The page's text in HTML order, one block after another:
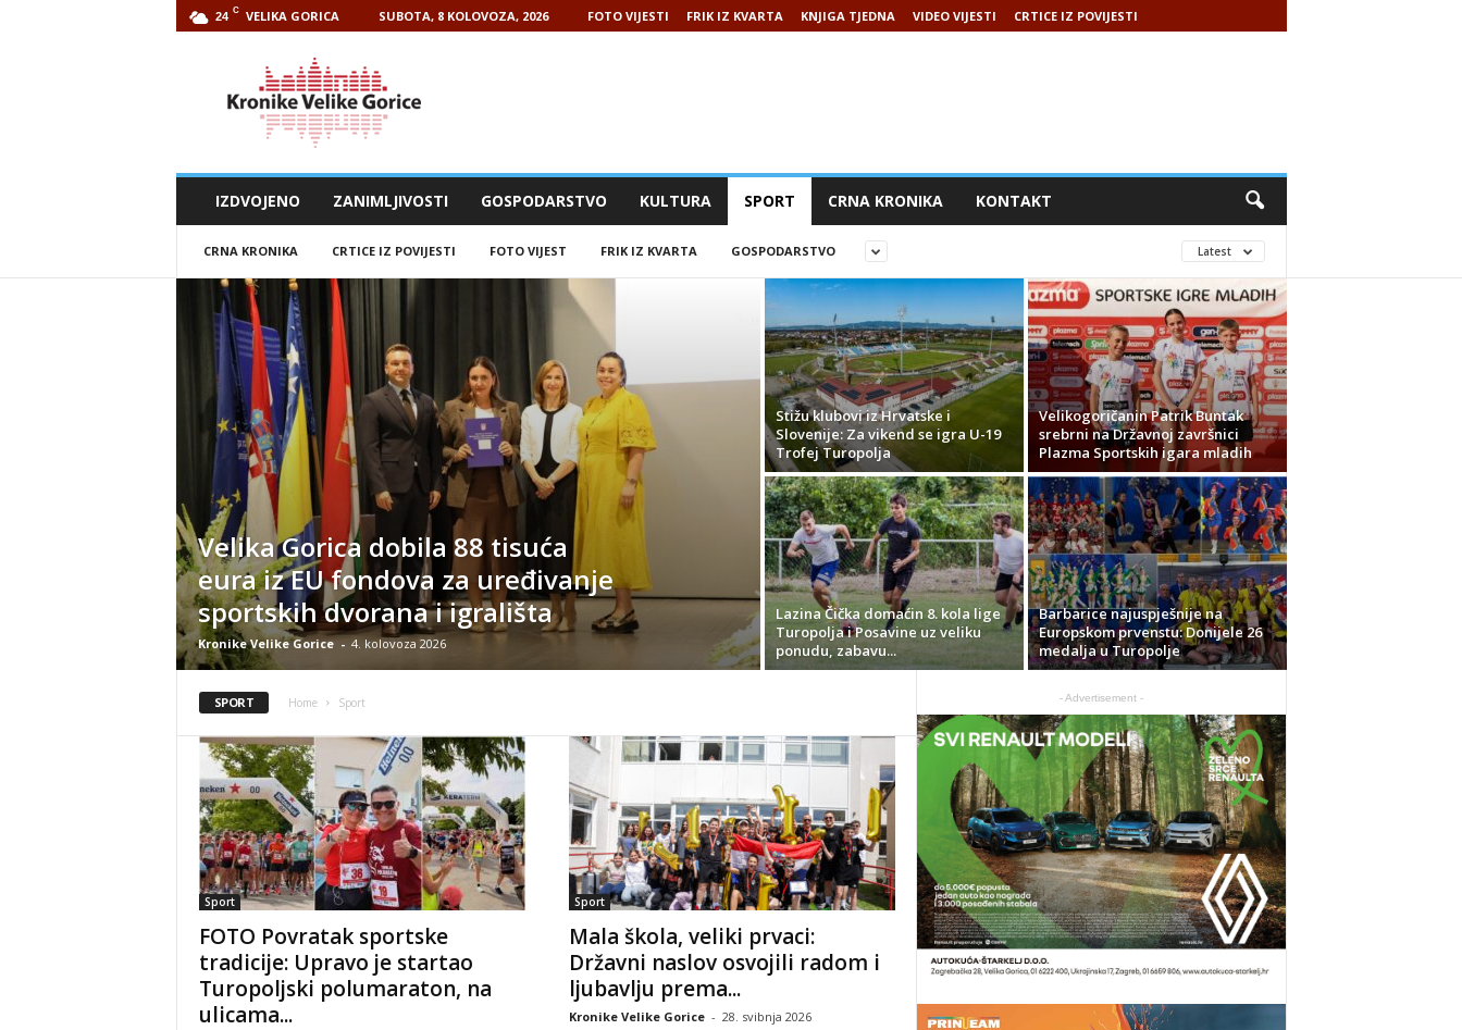
24 C VELIKA GORICA SUBOTA, 8 KOLOVOZA, 2026 FOTO VIJESTI FRIK IZ KVARTA KNJIGA TJEDNA VIDEO VIJESTI CRTICE IZ POVIJESTI
IZDVOJENO ZANIMLJIVOSTI GOSPODARSTVO KULTURA SPORT CRNA KRONIKA KONTAKT
CRNA KRONIKA CRTICE IZ POVIJESTI FOTO VIJEST FRIK IZ KVARTA GOSPODARSTVO Latest
Velika Gorica dobila 88 tisuća
eura iz EU fondova za uređivanje
sportskih dvorana i igrališta
Kronike Velike Gorice - 4. kolovoza 2026
Stižu klubovi iz Hrvatske i
Slovenije: Za vikend se igra U-19
Trofej Turopolja
Velikogoričanin Patrik Buntak
srebrni na Državnoj završnici
Plazma Sportskih igara mladih
Lazina Čička domaćin 8. kola lige
Turopolja i Posavine uz veliku
ponudu, zabavu...
Barbarice najuspješnije na
Europskom prvenstu: Donijele 26
medalja u Turopolje
SPORT Home Sport
Sport
FOTO Povratak sportske
tradicije: Upravo je startao
Turopoljski polumaraton, na
ulicama...
Sport
Mala škola, veliki prvaci:
Državni naslov osvojili radom i
ljubavlju prema...
Kronike Velike Gorice - 28. svibnja 2026
- Advertisement -